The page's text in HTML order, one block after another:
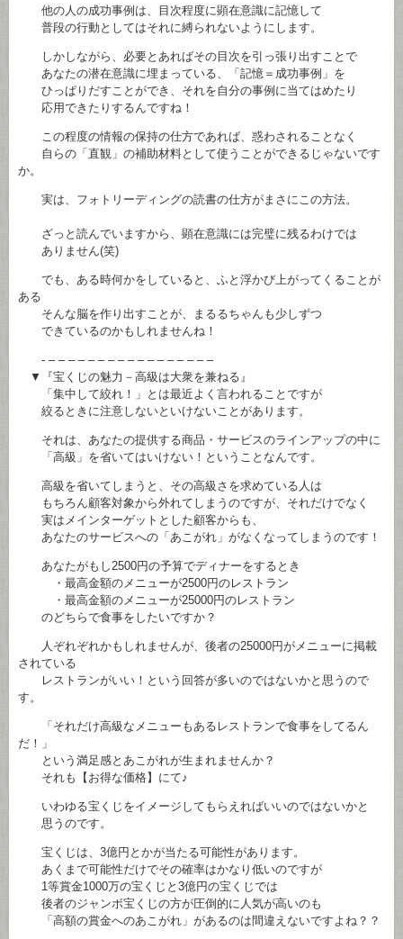
他の人の成功事例は、目次程度に顕在意識に記憶して
普段の行動としてはそれに縛られないようにします。
しかしながら、必要とあればその目次を引っ張り出すことで
あなたの潜在意識に埋まっている、「記憶＝成功事例」を
ひっぱりだすことができ、それを自分の事例に当てはめたり
応用できたりするんですね！
この程度の情報の保持の仕方であれば、惑わされることなく
自らの「直観」の補助材料として使うことができるじゃないです
か。
実は、フォトリーディングの読書の仕方がまさにこの方法。
ざっと読んでいますから、顕在意識には完璧に残るわけでは
ありません(笑)
でも、ある時何かをしていると、ふと浮かび上がってくることが
ある
そんな脳を作り出すことが、まるるちゃんも少しずつ
できているのかもしれませんね！
- – – – – – – – – – – – – – – – – –
▼『宝くじの魅力－高級は大衆を兼ねる』
「集中して絞れ！」とは最近よく言われることですが
絞るときに注意しないといけないことがあります。
それは、あなたの提供する商品・サービスのラインアップの中に
「高級」を省いてはいけない！ということなんです。
高級を省いてしまうと、その高級さを求めている人は
もちろん顧客対象から外れてしまうのですが、それだけでなく
実はメインターゲットとした顧客からも、
あなたのサービスへの「あこがれ」がなくなってしまうのです！
あなたがもし2500円の予算でディナーをするとき
・最高金額のメニューが2500円のレストラン
・最高金額のメニューが25000円のレストラン
のどちらで食事をしたいですか？
人ぞれぞれかもしれませんが、後者の25000円がメニューに掲載
されている
レストランがいい！という回答が多いのではないかと思うので
す。
「それだけ高級なメニューもあるレストランで食事をしてるん
だ！」
という満足感とあこがれが生まれませんか？
それも【お得な価格】にて♪
いわゆる宝くじをイメージしてもらえればいいのではないかと
思うのです。
宝くじは、3億円とかが当たる可能性があります。
あくまで可能性だけでその確率はかなり低いのですが
1等賞金1000万の宝くじと3億円の宝くじでは
後者のジャンボ宝くじの方が圧倒的に人気が高いのも
「高額の賞金へのあこがれ」があるのは間違えないですよね？？